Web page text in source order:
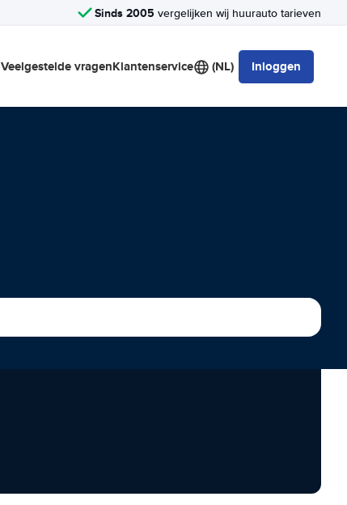
Sinds 2005 vergelijken wij huurauto tarieven
Veelgestelde vragenKlantenservice (NL) Inloggen